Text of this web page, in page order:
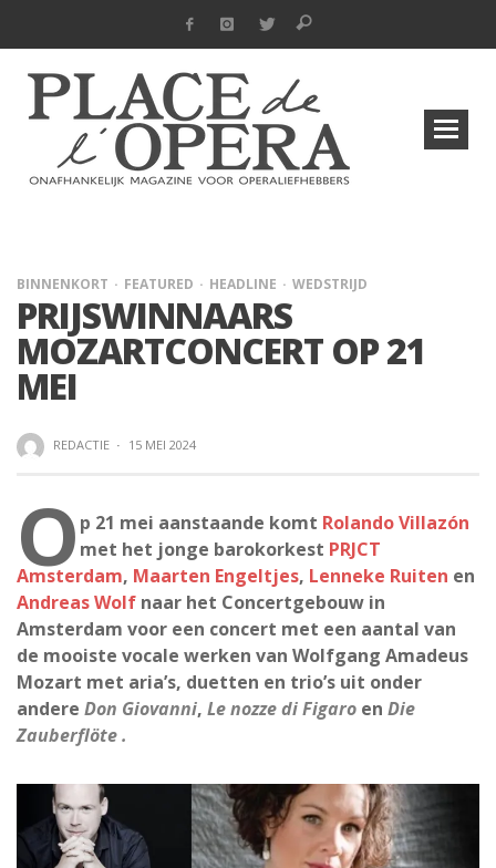
BINNENKORT FEATURED HEADLINE WEDSTRIJD
PRIJSWINNAARS
MOZARTCONCERT OP 21
MEI
REDACTIE · 15 MEI 2024
O p 21 mei aanstaande komt Rolando Villazón
met het jonge barokorkest PRJCT
Amsterdam, Maarten Engeltjes, Lenneke Ruiten en
Andreas Wolf naar het Concertgebouw in
Amsterdam voor een concert met een aantal van
de mooiste vocale werken van Wolfgang Amadeus
Mozart met aria’s, duetten en trio’s uit onder
andere Don Giovanni, Le nozze di Figaro en Die
Zauberflöte .